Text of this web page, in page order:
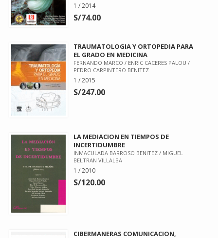
1 / 2014
S/74.00
TRAUMATOLOGIA Y ORTOPEDIA PARA
EL GRADO EN MEDICINA
FERNANDO MARCO / ENRIC CACERES PALOU /
PEDRO CARPINTERO BENITEZ
1 / 2015
S/247.00
LA MEDIACION EN TIEMPOS DE
INCERTIDUMBRE
INMACULADA BARROSO BENITEZ / MIGUEL
BELTRAN VILLALBA
1 / 2010
S/120.00
CIBERMANERAS COMUNICACION,